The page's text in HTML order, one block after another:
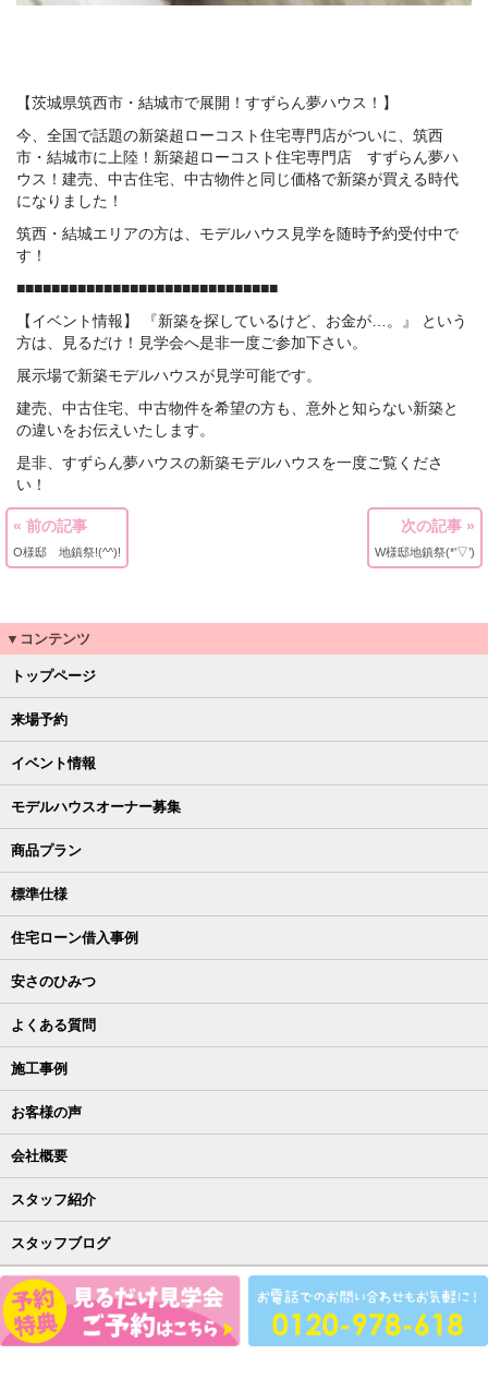
【茨城県筑西市・結城市で展開！すずらん夢ハウス！】
今、全国で話題の新築超ローコスト住宅専門店がついに、筑西
市・結城市に上陸！新築超ローコスト住宅専門店 すずらん夢ハ
ウス！建売、中古住宅、中古物件と同じ価格で新築が買える時代
になりました！
筑西・結城エリアの方は、モデルハウス見学を随時予約受付中で
す！
■■■■■■■■■■■■■■■■■■■■■■■■■■■■■■
【イベント情報】 『新築を探しているけど、お金が…。』 という
方は、見るだけ！見学会へ是非一度ご参加下さい。
展示場で新築モデルハウスが見学可能です。
建売、中古住宅、中古物件を希望の方も、意外と知らない新築と
の違いをお伝えいたします。
是非、すずらん夢ハウスの新築モデルハウスを一度ご覧くださ
い！
« 前の記事
O様邸 地鎮祭!(^^)!
次の記事 »
W様邸地鎮祭(*’▽’)
▼コンテンツ
トップページ
来場予約
イベント情報
モデルハウスオーナー募集
商品プラン
標準仕様
住宅ローン借入事例
安さのひみつ
よくある質問
施工事例
お客様の声
会社概要
スタッフ紹介
スタッフブログ